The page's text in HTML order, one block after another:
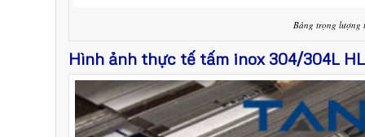
Bảng trọng lượng
Hình ảnh thực tế tấm inox 304/304L